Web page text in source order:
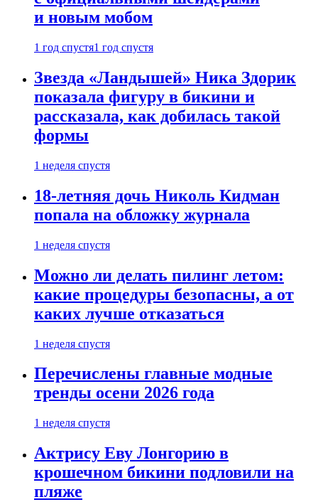
и новым мобом
1 год спустя1 год спустя
Звезда «Ландышей» Ника Здорик
показала фигуру в бикини и
рассказала, как добилась такой
формы
1 неделя спустя
18-летняя дочь Николь Кидман
попала на обложку журнала
1 неделя спустя
Можно ли делать пилинг летом:
какие процедуры безопасны, а от
каких лучше отказаться
1 неделя спустя
Перечислены главные модные
тренды осени 2026 года
1 неделя спустя
Актрису Еву Лонгорию в
крошечном бикини подловили на
пляже